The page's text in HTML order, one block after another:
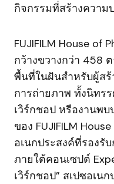
กิจกรรมที่สร้างความ
FUJIFILM House
กว้างขวางกว่า 458
พื้นที่ในฝันสำหรับผู้สร้
การถ่ายภาพ ทั้งนิทร
เวิร์กชอป หรืองานพ
ของ FUJIFILM
อเนกประสงค์ที่รองรั
ภายใต้คอนเซปต์
เวิร์กชอป” สเปซอเ